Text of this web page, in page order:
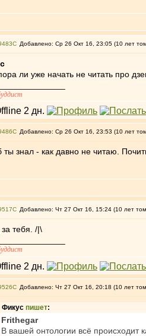
Добавлено: Ср 26 Окт 16, 23:05 (10 лет
ли уже начать не читать про
Добавлено: Ср 26 Окт 16, 23:53 (10 лет
знал - как давно не читаю.
Добавлено: Чт 27 Окт 16, 15:24 (10 лет
тебя. /|\
Добавлено: Чт 27 Окт 16, 20:18 (10 лет
Фикус пишет:
Frithegar
В вашей онтологии всё происходит